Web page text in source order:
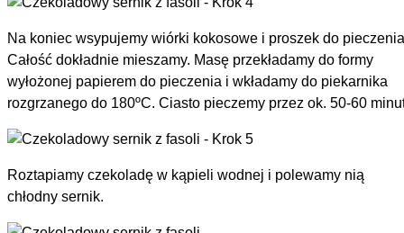
Na koniec wsypujemy wiórki kokosowe i proszek do
Całość dokładnie mieszamy. Masę przekładamy do formy
wyłożonej papierem do pieczenia i wkładamy do piekarnika
rozgrzanego do 180ºC. Ciasto pieczemy przez ok. 50-60
Roztapiamy czekoladę w kąpieli wodnej i polewamy nią
chłodny sernik.